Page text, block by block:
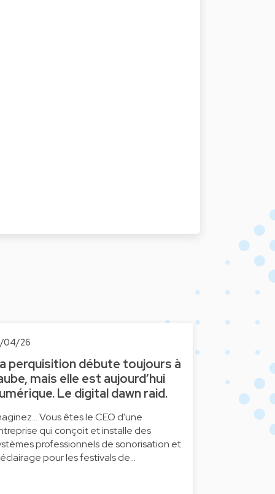
04/26
perquisition débute toujours à
mais elle est aujourd’hui
Le digital dawn raid.
Vous êtes le CEO d'une
qui conçoit et installe des
professionnels de sonorisation et
pour les festivals de…